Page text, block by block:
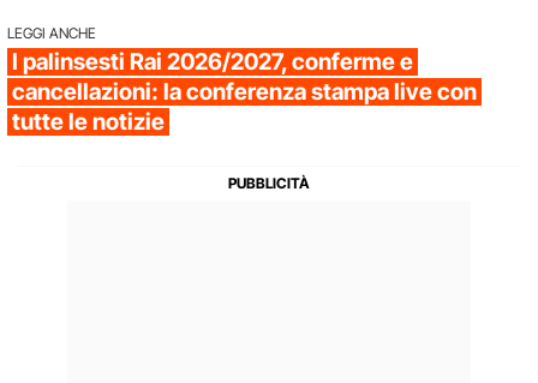
LEGGI ANCHE
I palinsesti Rai 2026/2027, conferme e
cancellazioni: la conferenza stampa live con
tutte le notizie